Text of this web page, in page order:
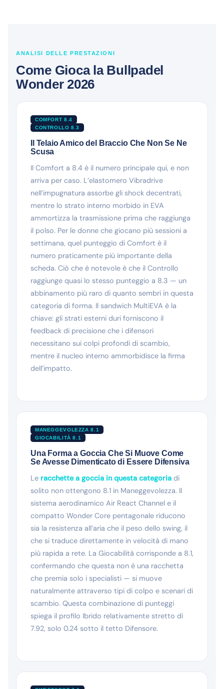
ANALISI DELLE PRESTAZIONI
Come Gioca la Bullpadel
Wonder 2026
COMFORT 8.4
CONTROLLO 8.3
Il Telaio Amico del Braccio Che Non Se Ne
Scusa
Il Comfort a 8.4 è il numero principale qui, e non
arriva per caso. L’elastomero Vibradrive
nell’impugnatura assorbe gli shock decentrati,
mentre lo strato interno morbido in EVA
ammortizza la trasmissione prima che raggiunga
il polso. Per le donne che giocano più sessioni a
settimana, quel punteggio di Comfort è il
numero praticamente più importante della
scheda. Ciò che è notevole è che il Controllo
raggiunge quasi lo stesso punteggio a 8.3 — un
abbinamento più raro di quanto sembri in questa
categoria di forma. Il sandwich MultiEVA è la
chiave: gli strati esterni duri forniscono il
feedback di precisione che i difensori
necessitano sui colpi profondi di scambio,
mentre il nucleo interno ammorbidisce la firma
dell’impatto.
MANEGGEVOLEZZA 8.1
GIOCABILITÀ 8.1
Una Forma a Goccia Che Si Muove Come
Se Avesse Dimenticato di Essere Difensiva
Le racchette a goccia in questa categoria di
solito non ottengono 8.1 in Maneggevolezza. Il
sistema aerodinamico Air React Channel e il
compatto Wonder Core pentagonale riducono
sia la resistenza all’aria che il peso dello swing, il
che si traduce direttamente in velocità di mano
più rapida a rete. La Giocabilità corrisponde a 8.1,
confermando che questa non è una racchetta
che premia solo i specialisti — si muove
naturalmente attraverso tipi di colpo e scenari di
scambio. Questa combinazione di punteggi
spiega il profilo Ibrido relativamente stretto di
7.92, solo 0.24 sotto il tetto Difensore.